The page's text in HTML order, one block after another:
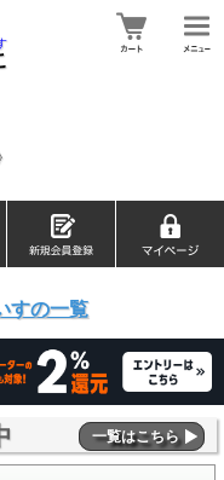
すの一覧
一覧はこちら